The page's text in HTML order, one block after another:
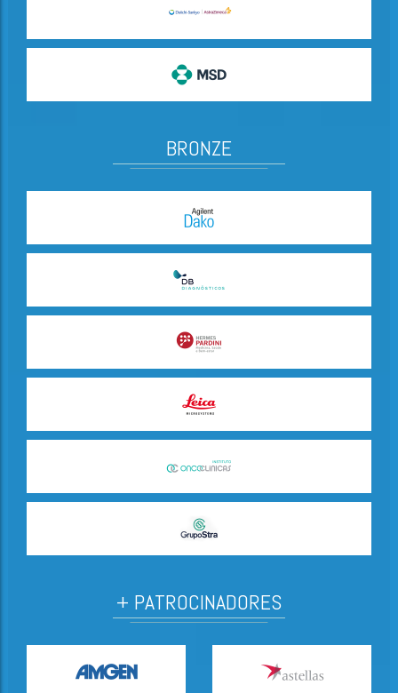
BRONZE
+ PATROCINADORES